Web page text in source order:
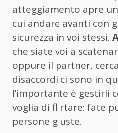
atteggiamento apre
cui andare avanti con
sicurezza in voi stessi.
che siate voi a
oppure il partner,
disaccordi ci sono in
l’importante è gestirli
voglia di flirtare: fate
persone giuste.